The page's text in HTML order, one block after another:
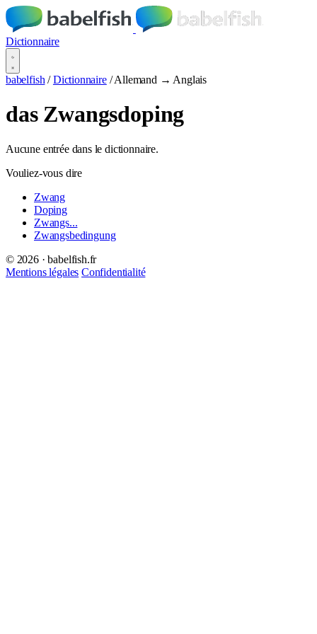
Dictionnaire
babelfish / Dictionnaire / Allemand → Anglais
das Zwangsdoping
Aucune entrée dans le dictionnaire.
Vouliez-vous dire
Zwang
Doping
Zwangs...
Zwangsbedingung
© 2026 · babelfish.fr
Mentions légales Confidentialité